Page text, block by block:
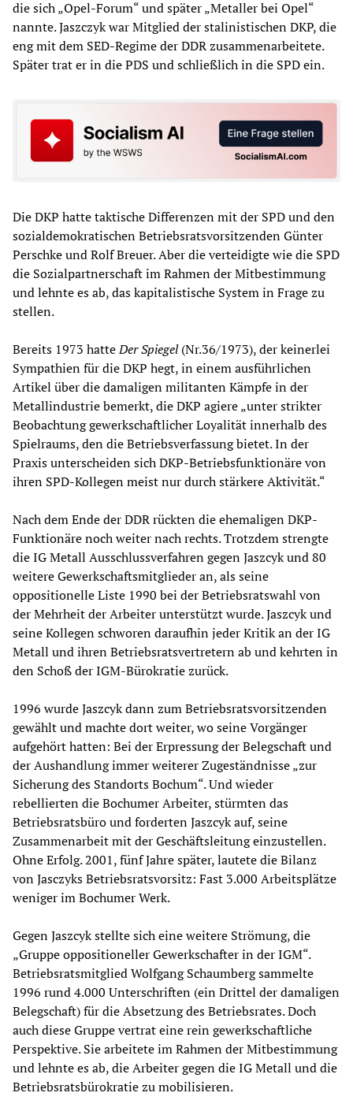
die sich „Opel-Forum“ und später „Metaller bei Opel“
nannte. Jaszczyk war Mitglied der stalinistischen DKP, die
eng mit dem SED-Regime der DDR zusammenarbeitete.
Später trat er in die PDS und schließlich in die SPD ein.
Die DKP hatte taktische Differenzen mit der SPD und den
sozialdemokratischen Betriebsratsvorsitzenden Günter
Perschke und Rolf Breuer. Aber die verteidigte wie die SPD
die Sozialpartnerschaft im Rahmen der Mitbestimmung
und lehnte es ab, das kapitalistische System in Frage zu
stellen.
Bereits 1973 hatteDer Spiegel(Nr.36/1973), der keinerlei
Sympathien für die DKP hegt, in einem ausführlichen
Artikel über die damaligen militanten Kämpfe in der
Metallindustrie bemerkt, die DKP agiere „unter strikter
Beobachtung gewerkschaftlicher Loyalität innerhalb des
Spielraums, den die Betriebsverfassung bietet. In der
Praxis unterscheiden sich DKP-Betriebsfunktionäre von
ihren SPD-Kollegen meist nur durch stärkere Aktivität.“
Nach dem Ende der DDR rückten die ehemaligen DKP-
Funktionäre noch weiter nach rechts. Trotzdem strengte
die IG Metall Ausschlussverfahren gegen Jaszcyk und 80
weitere Gewerkschaftsmitglieder an, als seine
oppositionelle Liste 1990 bei der Betriebsratswahl von
der Mehrheit der Arbeiter unterstützt wurde. Jaszcyk und
seine Kollegen schworen daraufhin jeder Kritik an der IG
Metall und ihren Betriebsratsvertretern ab und kehrten in
den Schoß der IGM-Bürokratie zurück.
1996 wurde Jaszcyk dann zum Betriebsratsvorsitzenden
gewählt und machte dort weiter, wo seine Vorgänger
aufgehört hatten: Bei der Erpressung der Belegschaft und
der Aushandlung immer weiterer Zugeständnisse „zur
Sicherung des Standorts Bochum“. Und wieder
rebellierten die Bochumer Arbeiter, stürmten das
Betriebsratsbüro und forderten Jaszcyk auf, seine
Zusammenarbeit mit der Geschäftsleitung einzustellen.
Ohne Erfolg. 2001, fünf Jahre später, lautete die Bilanz
von Jasczyks Betriebsratsvorsitz: Fast 3.000 Arbeitsplätze
weniger im Bochumer Werk.
Gegen Jaszcyk stellte sich eine weitere Strömung, die
„Gruppe oppositioneller Gewerkschafter in der IGM“.
Betriebsratsmitglied Wolfgang Schaumberg sammelte
1996 rund 4.000 Unterschriften (ein Drittel der damaligen
Belegschaft) für die Absetzung des Betriebsrates. Doch
auch diese Gruppe vertrat eine rein gewerkschaftliche
Perspektive. Sie arbeitete im Rahmen der Mitbestimmung
und lehnte es ab, die Arbeiter gegen die IG Metall und die
Betriebsratsbürokratie zu mobilisieren.